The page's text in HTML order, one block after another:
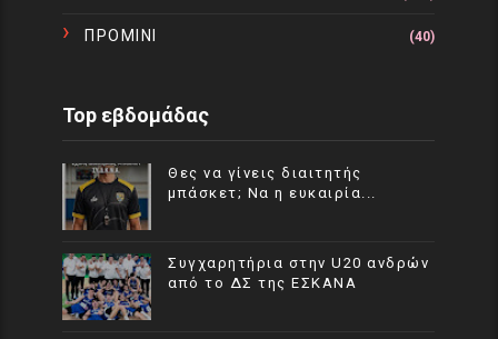
ΠΡΟΜΙΝΙ (40)
Top εβδομάδας
Θες να γίνεις διαιτητής
μπάσκετ; Να η ευκαιρία...
Συγχαρητήρια στην U20 ανδρών
από το ΔΣ της ΕΣΚΑΝΑ